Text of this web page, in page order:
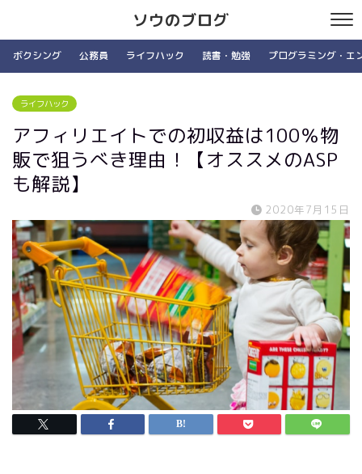
ソウのブログ
ボクシング 公務員 ライフハック 読書・勉強 プログラミング・エ
ライフハック
アフィリエイトでの初収益は100％物
販で狙うべき理由！【オススメのASP
も解説】
2020年7月15日